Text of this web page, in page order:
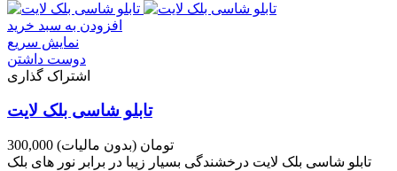
افزودن به سبد خرید
نمایش سریع
دوست داشتن
اشتراک گذاری
تابلو شاسی بلک لایت
300,000 تومان (بدون مالیات)
تابلو شاسی بلک لایت درخشندگی بسیار زیبا در برابر نور های بلک